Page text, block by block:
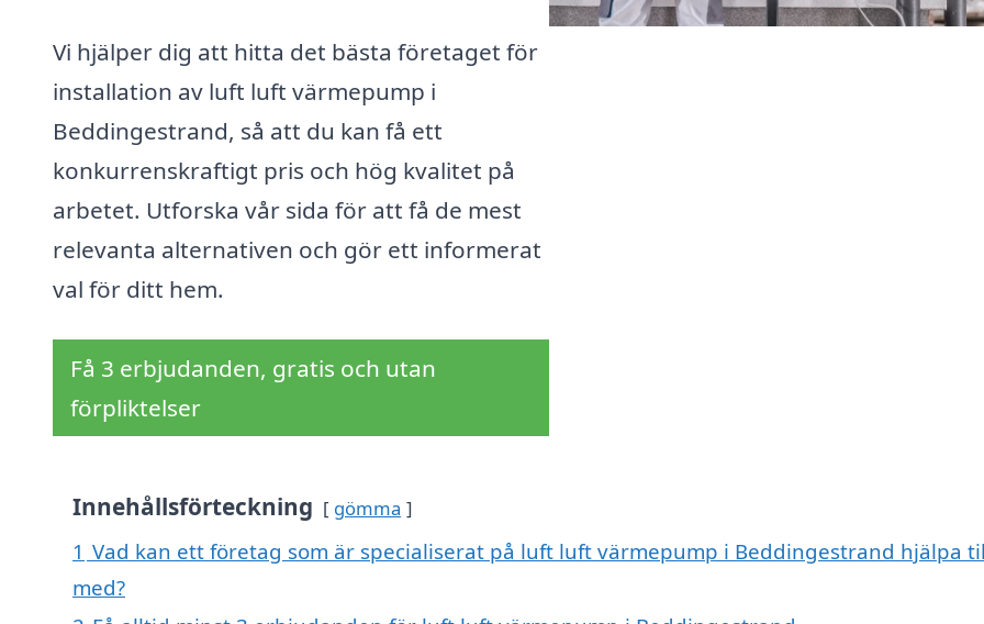
Vi hjälper dig att hitta det bästa företaget för
installation av luft luft värmepump i
Beddingestrand, så att du kan få ett
konkurrenskraftigt pris och hög kvalitet på
arbetet. Utforska vår sida för att få de mest
relevanta alternativen och gör ett informerat
val för ditt hem.
Få 3 erbjudanden, gratis och utan
förpliktelser
Innehållsförteckning gömma
1 Vad kan ett företag som är specialiserat på luft luft värmepump i Beddingestrand hjälpa
med?